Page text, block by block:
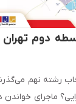
دوم تهران
رشته نهم
ماجرای